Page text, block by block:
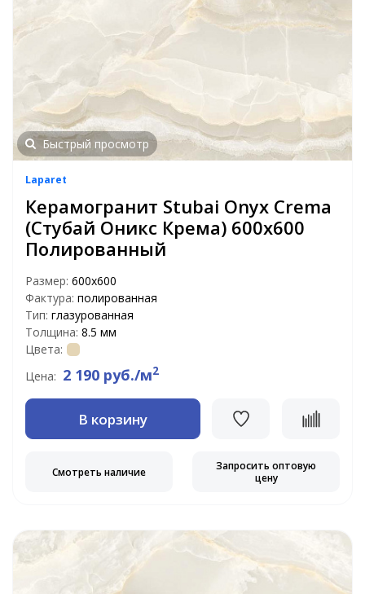
Быстрый просмотр
Laparet
Керамогранит Stubai Onyx Crema
(Стубай Оникс Крема) 600х600
Полированный
Размер: 600x600
Фактура: полированная
Тип: глазурованная
Толщина: 8.5 мм
Цвета:
Цена: 2 190 руб./м2
В корзину
Смотреть наличие
Запросить оптовую
цену